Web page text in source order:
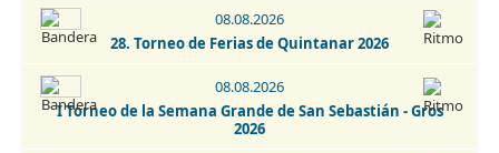
13. Torneio Fatacil - Cidade De Lagoa - Memorial Armando
Lopes 2026
15. Memorial Pepiño Rodriguez - Ferrol 2026
29-30.08.2026
08.08.2026
28. Torneo de Ferias de Quintanar 2026
08.08.2026
I Torneo de la Semana Grande de San Sebastián - Gros
2026